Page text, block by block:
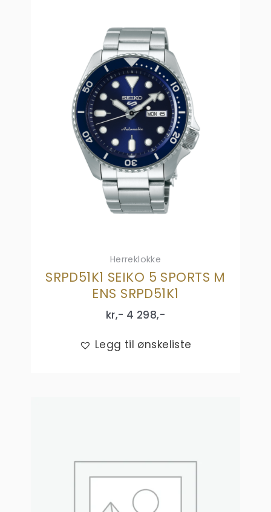
Herreklokke
SRPD51K1 SEIKO 5 SPORTS M
ENS SRPD51K1
kr,- 4 298,-
Legg til ønskeliste